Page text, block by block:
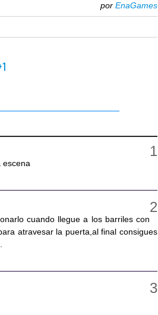
por EnaGames
escena
cuando llegue a los barriles con
atravesar la puerta,al final consigues